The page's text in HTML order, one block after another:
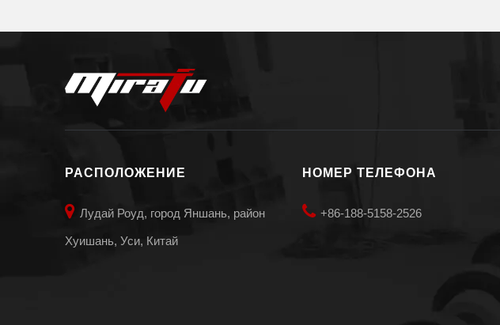
РАСПОЛОЖЕНИЕ
 Лудай Роуд, город Яншань, район
Хуишань, Уси, Китай
НОМЕР ТЕЛЕФОНА
 +86-188-5158-2526